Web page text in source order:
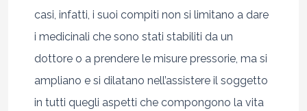
casi, infatti, i suoi compiti non si limitano a dare
i medicinali che sono stati stabiliti da un
dottore o a prendere le misure pressorie, ma si
ampliano e si dilatano nell’assistere il soggetto
in tutti quegli aspetti che compongono la vita